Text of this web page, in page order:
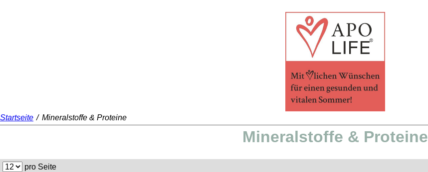
Startseite / Mineralstoffe & Proteine
Mineralstoffe & Proteine
pro Seite